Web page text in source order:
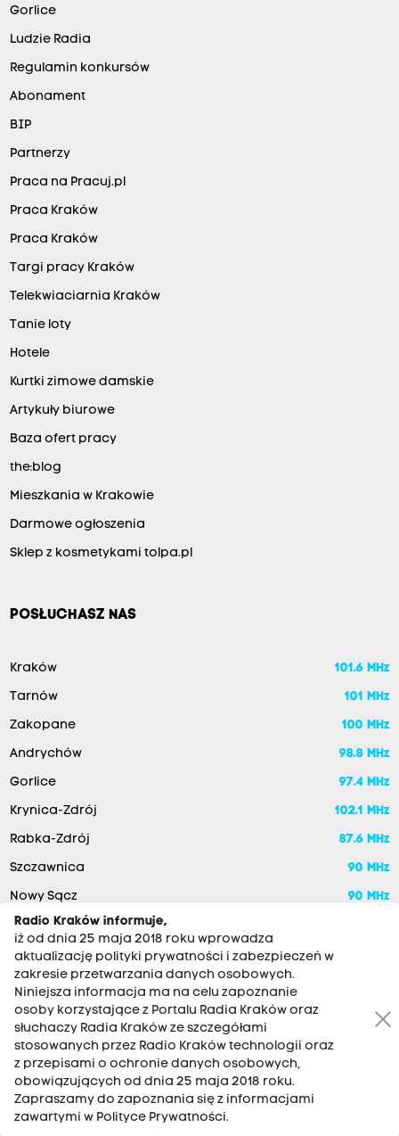
Gorlice
Ludzie Radia
Regulamin konkursów
Abonament
BIP
Partnerzy
Praca na Pracuj.pl
Praca Kraków
Praca Kraków
Targi pracy Kraków
Telekwiaciarnia Kraków
Tanie loty
Hotele
Kurtki zimowe damskie
Artykuły biurowe
Baza ofert pracy
the:blog
Mieszkania w Krakowie
Darmowe ogłoszenia
Sklep z kosmetykami tolpa.pl
POSŁUCHASZ NAS
Kraków 101.6 MHz
Tarnów 101 MHz
Zakopane 100 MHz
Andrychów 98.8 MHz
Gorlice 97.4 MHz
Krynica-Zdrój 102.1 MHz
Rabka-Zdrój 87.6 MHz
Szczawnica 90 MHz
Nowy Sącz 90 MHz
RADIO KRAKÓW SA. Aleja Juliusza Słowackiego 22, 30-007
Kraków
Antena: 12 200 33 33
Radio Kraków informuje,
iż od dnia 25 maja 2018 roku wprowadza
aktualizację polityki prywatności i zabezpieczeń w
zakresie przetwarzania danych osobowych.
Niniejsza informacja ma na celu zapoznanie
osoby korzystające z Portalu Radia Kraków oraz
słuchaczy Radia Kraków ze szczegółami
stosowanych przez Radio Kraków technologii oraz
z przepisami o ochronie danych osobowych,
obowiązujących od dnia 25 maja 2018 roku.
Zapraszamy do zapoznania się z informacjami
zawartymi w Polityce Prywatności.